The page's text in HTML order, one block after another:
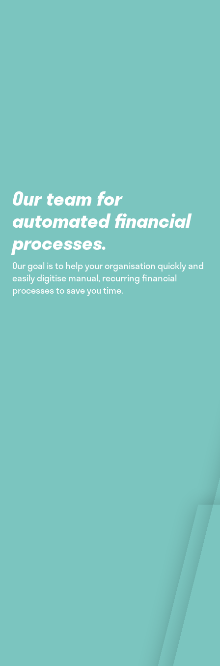
Our team for
automated financial
processes.
Our goal is to help your organisation quickly and
easily digitise manual, recurring financial
processes to save you time.